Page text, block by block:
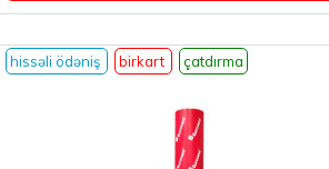
hissəli ödəniş birkart çatdırma